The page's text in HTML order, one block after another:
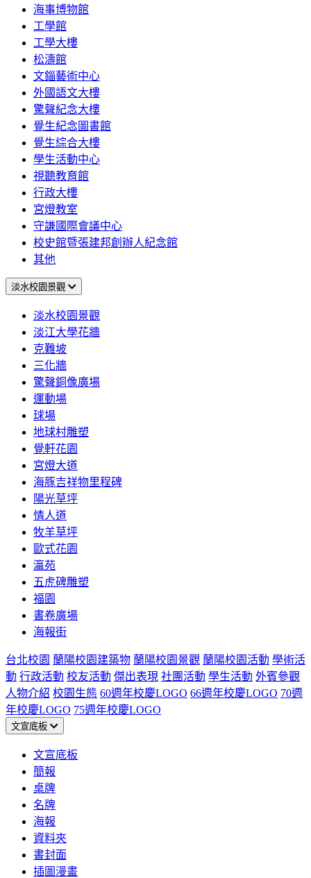
海事博物館
工學館
工學大樓
松濤館
文錙藝術中心
外國語文大樓
驚聲紀念大樓
覺生紀念圖書館
覺生綜合大樓
學生活動中心
視聽教育館
行政大樓
宮燈教室
守謙國際會議中心
校史館暨張建邦創辦人紀念館
其他
淡水校園景觀
淡水校園景觀
淡江大學花牆
克難坡
三化牆
驚聲銅像廣場
運動場
球場
地球村雕塑
覺軒花園
宮燈大道
海豚吉祥物里程碑
陽光草坪
情人道
牧羊草坪
歐式花園
瀛苑
五虎碑雕塑
福園
書卷廣場
海報街
台北校園 蘭陽校園建築物 蘭陽校園景觀 蘭陽校園活動 學術活
動 行政活動 校友活動 傑出表現 社團活動 學生活動 外賓參觀
人物介紹 校園生態 60週年校慶LOGO 66週年校慶LOGO 70週
年校慶LOGO 75週年校慶LOGO
文宣底板
文宣底板
簡報
桌牌
名牌
海報
資料夾
書封面
插圖漫畫